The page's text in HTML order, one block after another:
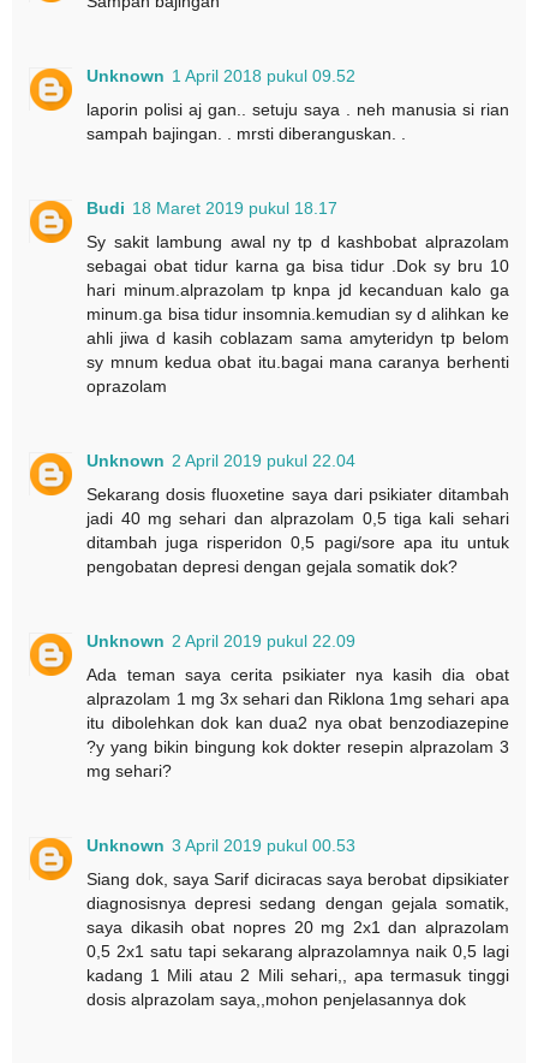
Unknown 1 April 2018 pukul 09.52
laporin polisi aj gan.. setuju saya . neh manusia si rian
sampah bajingan. . mrsti diberanguskan. .
Budi 18 Maret 2019 pukul 18.17
Sy sakit lambung awal ny tp d kashbobat alprazolam
sebagai obat tidur karna ga bisa tidur .Dok sy bru 10
hari minum.alprazolam tp knpa jd kecanduan kalo ga
minum.ga bisa tidur insomnia.kemudian sy d alihkan ke
ahli jiwa d kasih coblazam sama amyteridyn tp belom
sy mnum kedua obat itu.bagai mana caranya berhenti
oprazolam
Unknown 2 April 2019 pukul 22.04
Sekarang dosis fluoxetine saya dari psikiater ditambah
jadi 40 mg sehari dan alprazolam 0,5 tiga kali sehari
ditambah juga risperidon 0,5 pagi/sore apa itu untuk
pengobatan depresi dengan gejala somatik dok?
Unknown 2 April 2019 pukul 22.09
Ada teman saya cerita psikiater nya kasih dia obat
alprazolam 1 mg 3x sehari dan Riklona 1mg sehari apa
itu dibolehkan dok kan dua2 nya obat benzodiazepine
?y yang bikin bingung kok dokter resepin alprazolam 3
mg sehari?
Unknown 3 April 2019 pukul 00.53
Siang dok, saya Sarif diciracas saya berobat dipsikiater
diagnosisnya depresi sedang dengan gejala somatik,
saya dikasih obat nopres 20 mg 2x1 dan alprazolam
0,5 2x1 satu tapi sekarang alprazolamnya naik 0,5 lagi
kadang 1 Mili atau 2 Mili sehari,, apa termasuk tinggi
dosis alprazolam saya,,mohon penjelasannya dok